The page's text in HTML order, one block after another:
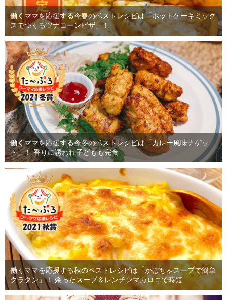
働くママを応援する今春のベストレシピは「ホットケーキミック
スでつくるツナコーンピザ」！
働くママを応援する今冬のベストレシピは「カレー風味ナゲッ
ト」！ 香りに誘われ子どもも完食
働くママを応援する秋のベストレシピは「かぼちゃスープで簡単
グラタン」！ 余ったスープ＆レンチンマカロニで時短